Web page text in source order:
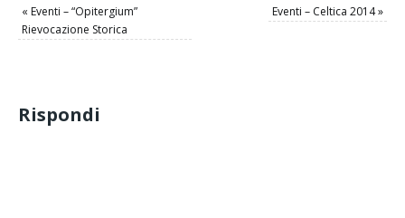
« Eventi – “Opitergium”
Rievocazione Storica
Eventi – Celtica 2014»
Rispondi